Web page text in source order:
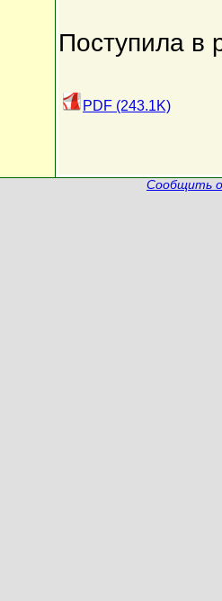
Поступила в
PDF (243.1K)
Сообщить о